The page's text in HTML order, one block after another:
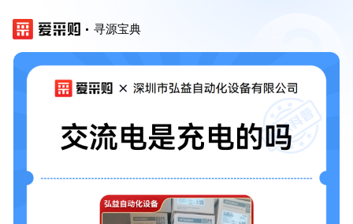
寻源宝典